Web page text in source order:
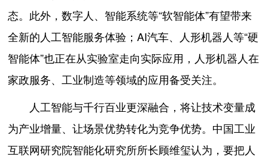
态。此外，数字人、智能系统等“软智能体”有望带来
全新的人工智能服务体验；AI汽车、人形机器人等“硬
智能体”也正在从实验室走向实际应用，人形机器人在
家政服务、工业制造等领域的应用备受关注。
人工智能与千行百业更深融合，将让技术变量成
为产业增量、让场景优势转化为竞争优势。中国工业
互联网研究院智能化研究所所长顾维玺认为，要把人